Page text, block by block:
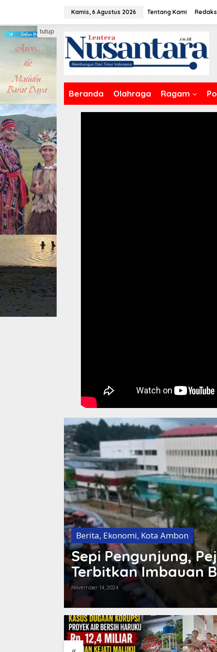
konten
Kamis, 6 Agustus 2026 Tentang Kami
Beranda Olahraga Ragam
tutup
Berita, Ekonomi, Kota Ambon
Sepi Pengunjung,
Terbitkan Imbauan
Pasar Mardika
November 14, 2024